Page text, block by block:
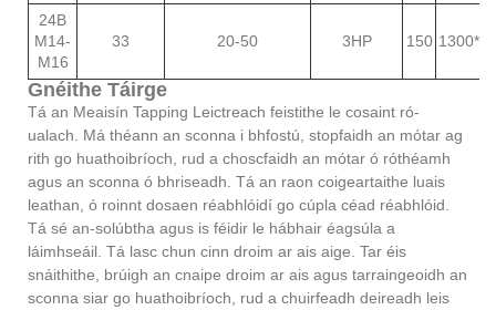
24B
M14-
M16
33 20-50 3HP 150
Gnéithe Táirge
Tá an Meaisín Tapping Leictreach feistithe le cosaint ró-
ualach. Má théann an sconna i bhfostú, stopfaidh an mótar ag
rith go huathoibríoch, rud a choscfaidh an mótar ó róthéamh
agus an sconna ó bhriseadh. Tá an raon coigeartaithe luais
leathan, ó roinnt dosaen réabhlóidí go cúpla céad réabhlóid.
Tá sé an-solúbtha agus is féidir le hábhair éagsúla a
láimhseáil. Tá lasc chun cinn droim ar ais aige. Tar éis
snáithithe, brúigh an cnaipe droim ar ais agus tarraingeoidh an
sconna siar go huathoibríoch, rud a chuirfeadh deireadh leis